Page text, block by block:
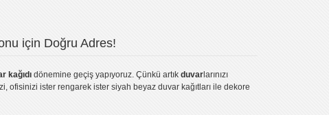
için Doğru Adres!
kağıdı dönemine geçiş yapıyoruz. Çünkü artık duvar larınızı
ofisinizi ister rengarek ister siyah beyaz duvar kağıtları ile dekore